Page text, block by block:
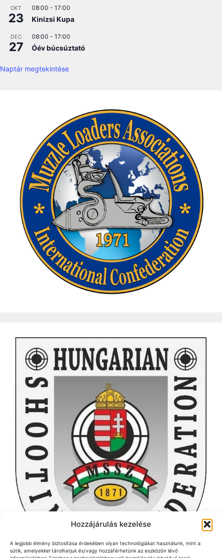
Hozzájárulás kezelése
A legjobb élmény biztosítása érdekében olyan technológiákat használunk, mint a
sütik, amelyekkel tárolhatjuk és/vagy hozzáférhetünk az eszközön lévő
OKT
23
08:00 - 17:00
Kinizsi Kupa
DEC
27
08:00 - 17:00
Óév búcsúztató
Naptár megtekintése